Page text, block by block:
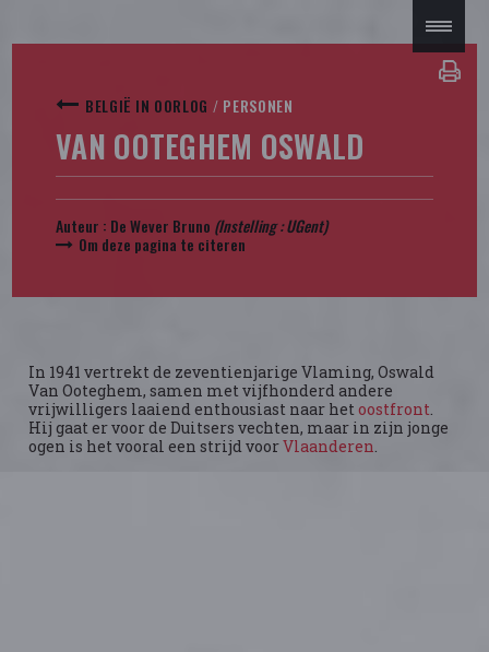
BELGIË IN OORLOG / PERSONEN
VAN OOTEGHEM OSWALD
Auteur : De Wever Bruno (Instelling :UGent)
Om deze pagina te citeren
In 1941 vertrekt de zeventienjarige Vlaming, Oswald
Van Ooteghem, samen met vijfhonderd andere
vrijwilligers laaiend enthousiast naar hetoostfront.
Hij gaat er voor de Duitsers vechten, maar in zijn jonge
ogen is het vooral een strijd voorVlaanderen.